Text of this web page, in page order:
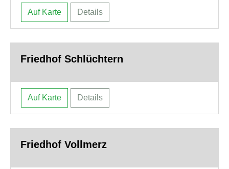
Auf Karte Details
Friedhof Schlüchtern
Auf Karte Details
Friedhof Vollmerz